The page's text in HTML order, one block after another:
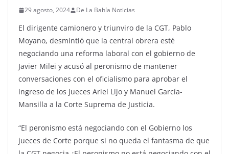
29 agosto, 2024 De La Bahía Noticias
El dirigente camionero y triunviro de la CGT, Pablo
Moyano, desmintió que la central obrera esté
negociando una reforma laboral con el gobierno de
Javier Milei y acusó al peronismo de mantener
conversaciones con el oficialismo para aprobar el
ingreso de los jueces Ariel Lijo y Manuel García-
Mansilla a la Corte Suprema de Justicia.
“El peronismo está negociando con el Gobierno los
jueces de Corte porque si no queda el fantasma de que